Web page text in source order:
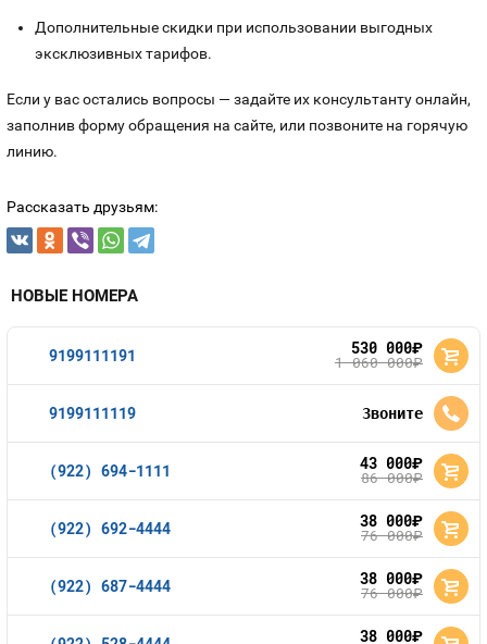
Дополнительные скидки при использовании выгодных
эксклюзивных тарифов.
Если у вас остались вопросы — задайте их консультанту онлайн,
заполнив форму обращения на сайте, или позвоните на горячую
линию.
Рассказать друзьям:
НОВЫЕ НОМЕРА
9199111191 530 000руб.
1 060 000руб.
9199111119 Звоните
(922) 694-1111 43 000руб.
86 000руб.
(922) 692-4444 38 000руб.
76 000руб.
(922) 687-4444 38 000руб.
76 000руб.
38 000руб.